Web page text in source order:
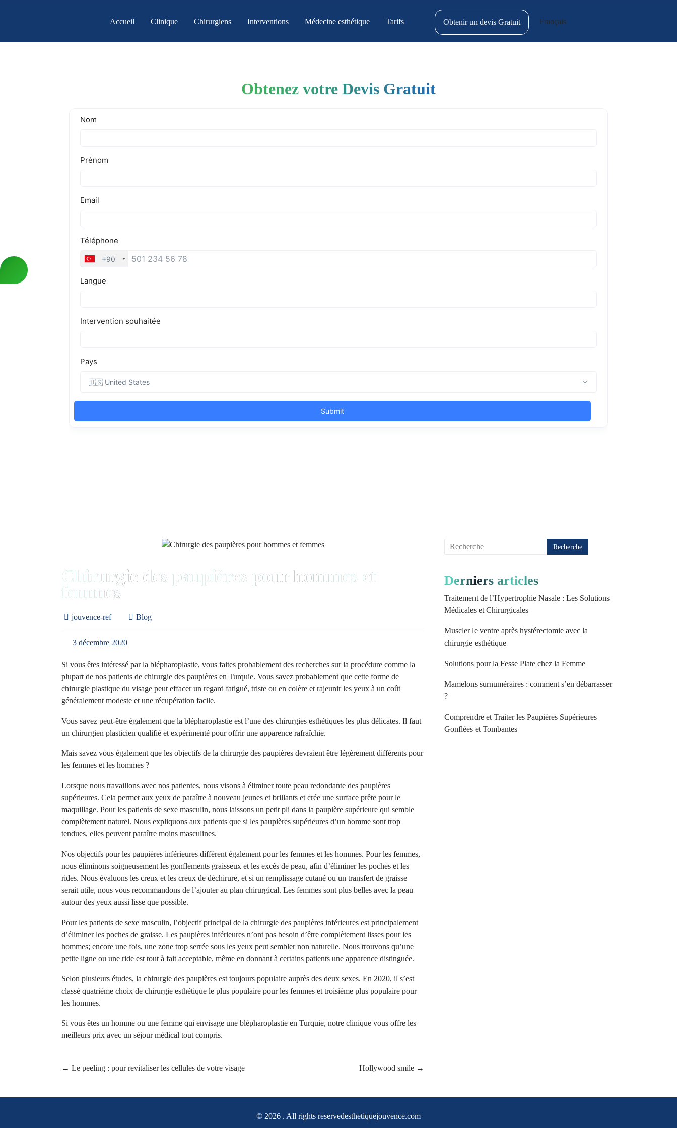
Accueil Clinique Chirurgiens Interventions Médecine esthétique Tarifs Obtenir un devis Gratuit Français
Obtenez votre Devis Gratuit
Chirurgie des paupières pour hommes et
femmes
jouvence-ref Blog
3 décembre 2020
Si vous êtes intéressé par la blépharoplastie, vous faites probablement des recherches sur la procédure comme la
plupart de nos patients de chirurgie des paupières en Turquie. Vous savez probablement que cette forme de
chirurgie plastique du visage peut effacer un regard fatigué, triste ou en colère et rajeunir les yeux à un coût
généralement modeste et une récupération facile.
Vous savez peut-être également que la blépharoplastie est l’une des chirurgies esthétiques les plus délicates. Il faut
un chirurgien plasticien qualifié et expérimenté pour offrir une apparence rafraîchie.
Mais savez vous également que les objectifs de la chirurgie des paupières devraient être légèrement différents pour
les femmes et les hommes ?
Lorsque nous travaillons avec nos patientes, nous visons à éliminer toute peau redondante des paupières
supérieures. Cela permet aux yeux de paraître à nouveau jeunes et brillants et crée une surface prête pour le
maquillage. Pour les patients de sexe masculin, nous laissons un petit pli dans la paupière supérieure qui semble
complètement naturel. Nous expliquons aux patients que si les paupières supérieures d’un homme sont trop
tendues, elles peuvent paraître moins masculines.
Nos objectifs pour les paupières inférieures diffèrent également pour les femmes et les hommes. Pour les femmes,
nous éliminons soigneusement les gonflements graisseux et les excès de peau, afin d’éliminer les poches et les
rides. Nous évaluons les creux et les creux de déchirure, et si un remplissage cutané ou un transfert de graisse
serait utile, nous vous recommandons de l’ajouter au plan chirurgical. Les femmes sont plus belles avec la peau
autour des yeux aussi lisse que possible.
Pour les patients de sexe masculin, l’objectif principal de la chirurgie des paupières inférieures est principalement
d’éliminer les poches de graisse. Les paupières inférieures n’ont pas besoin d’être complètement lisses pour les
hommes; encore une fois, une zone trop serrée sous les yeux peut sembler non naturelle. Nous trouvons qu’une
petite ligne ou une ride est tout à fait acceptable, même en donnant à certains patients une apparence distinguée.
Selon plusieurs études, la chirurgie des paupières est toujours populaire auprès des deux sexes. En 2020, il s’est
classé quatrième choix de chirurgie esthétique le plus populaire pour les femmes et troisième plus populaire pour
les hommes.
Si vous êtes un homme ou une femme qui envisage une blépharoplastie en Turquie, notre clinique vous offre les
meilleurs prix avec un séjour médical tout compris.
← Le peeling : pour revitaliser les cellules de votre visage Hollywood smile →
Derniers articles
Traitement de l’Hypertrophie Nasale : Les Solutions
Médicales et Chirurgicales
Muscler le ventre après hystérectomie avec la
chirurgie esthétique
Solutions pour la Fesse Plate chez la Femme
Mamelons surnuméraires : comment s’en débarrasser
?
Comprendre et Traiter les Paupières Supérieures
Gonflées et Tombantes
© 2026 . All rights reservedesthetiquejouvence.com